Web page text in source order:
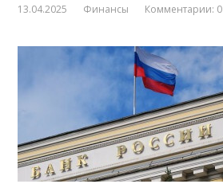
13.04.2025 Финансы Комментарии: 0